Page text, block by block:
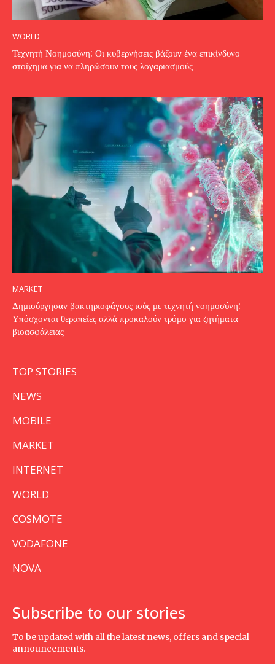
WORLD
Τεχνητή Νοημοσύνη: Οι κυβερνήσεις βάζουν ένα επικίνδυνο
στοίχημα για να πληρώσουν τους λογαριασμούς
MARKET
Δημιούργησαν βακτηριοφάγους ιούς με τεχνητή νοημοσύνη:
Υπόσχονται θεραπείες αλλά προκαλούν τρόμο για ζητήματα
βιοασφάλειας
TOP STORIES
NEWS
MOBILE
MARKET
INTERNET
WORLD
COSMOTE
VODAFONE
NOVA
Subscribe to our stories
To be updated with all the latest news, offers and special
announcements.